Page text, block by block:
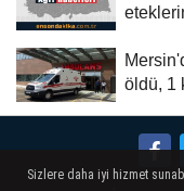
öldü, 1
Sizlere daha iyi hizmet